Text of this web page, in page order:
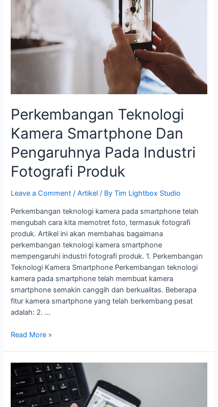
Perkembangan Teknologi
Kamera Smartphone Dan
Pengaruhnya Pada Industri
Fotografi Produk
Leave a Comment /Artikel / ByTim Lightbox Studio
Perkembangan teknologi kamera pada smartphone telah
mengubah cara kita memotret foto, termasuk fotografi
produk. Artikel ini akan membahas bagaimana
perkembangan teknologi kamera smartphone
mempengaruhi industri fotografi produk. 1. Perkembangan
Teknologi Kamera Smartphone Perkembangan teknologi
kamera pada smartphone telah membuat kamera
smartphone semakin canggih dan berkualitas. Beberapa
fitur kamera smartphone yang telah berkembang pesat
adalah: 2. …
Pengaruhnya
Pada
Industri
Produk
Read More »
Pengaruh
Media
Sosial
terhadap